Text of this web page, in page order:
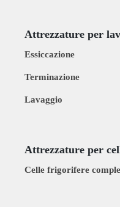
Attrezzature per
Essiccazione
Terminazione
Lavaggio
Attrezzature per
Celle frigorifere